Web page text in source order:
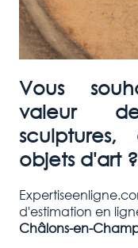
Vous
valeur
objets d'art ?
d'estimation en
Châlons-en-